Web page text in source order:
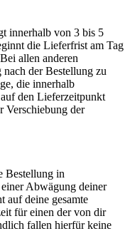
innerhalb von 3 bis 5
die Lieferfrist am Tag
allen anderen
der Bestellung zu
die innerhalb
den Lieferzeitpunkt
Verschiebung der
Bestellung in
Abwägung deiner
auf deine gesamte
für einen der von dir
fallen hierfür keine